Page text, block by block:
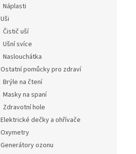
Náplasti
Uši
Čistič uší
Ušní svíce
Naslouchátka
Ostatní pomůcky pro zdraví
Brýle na čtení
Masky na spaní
Zdravotní hole
Elektrické dečky a ohřívače
Oxymetry
Generátory ozonu